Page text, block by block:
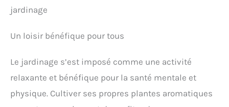
jardinage
Un loisir bénéfique pour tous
Le jardinage s’est imposé comme une activité
relaxante et bénéfique pour la santé mentale et
physique. Cultiver ses propres plantes aromatiques